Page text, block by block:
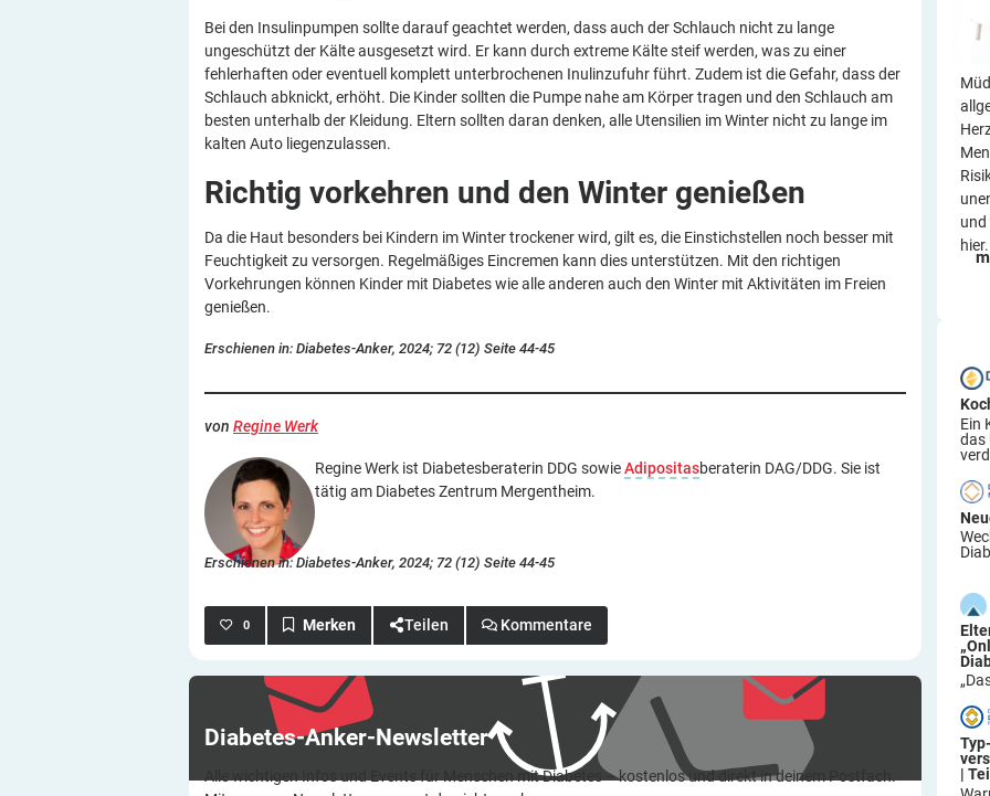
Bei den Insulinpumpen sollte darauf geachtet werden, dass auch der Schlauch nicht zu lange
ungeschützt der Kälte ausgesetzt wird. Er kann durch extreme Kälte steif werden, was zu einer
fehlerhaften oder eventuell komplett unterbrochenen Inulinzufuhr führt. Zudem ist die Gefahr, dass der
Schlauch abknickt, erhöht. Die Kinder sollten die Pumpe nahe am Körper tragen und den Schlauch am
besten unterhalb der Kleidung. Eltern sollten daran denken, alle Utensilien im Winter nicht zu lange im
kalten Auto liegenzulassen.
Richtig vorkehren und den Winter genießen
Da die Haut besonders bei Kindern im Winter trockener wird, gilt es, die Einstichstellen noch besser mit
Feuchtigkeit zu versorgen. Regelmäßiges Eincremen kann dies unterstützen. Mit den richtigen
Vorkehrungen können Kinder mit Diabetes wie alle anderen auch den Winter mit Aktivitäten im Freien
genießen.
Erschienen in: Diabetes-Anker, 2024; 72 (12) Seite 44-45
von Regine Werk
Regine Werk ist Diabetesberaterin DDG sowieAdipositasberaterin DAG/DDG. Sie ist
tätig am Diabetes Zentrum Mergentheim.
Erschienen in: Diabetes-Anker, 2024; 72 (12) Seite 44-45
0 Teilen Kommentare
Diabetes-Anker-Newsletter
Alle wichtigen Infos und Events für Menschen mit Diabetes – kostenlos und direkt in deinem Postfach.
und
hier.
Ein
das
|